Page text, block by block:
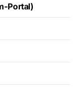
Portal)